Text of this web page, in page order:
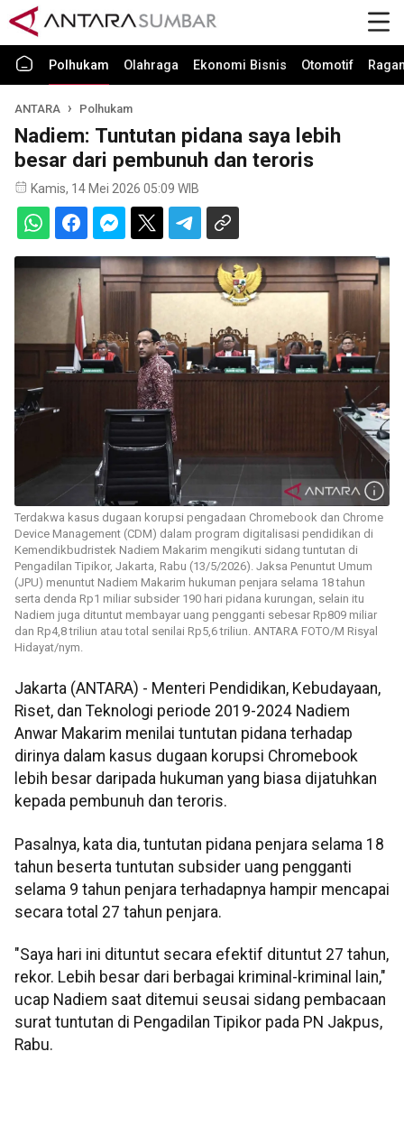
Polhukam Olahraga Ekonomi Bisnis Otomotif
ANTARA Polhukam
Nadiem: Tuntutan pidana saya lebih
besar dari pembunuh dan teroris
Kamis, 14 Mei 2026 05:09 WIB
Terdakwa kasus dugaan korupsi pengadaan Chromebook dan Chrome
Device Management (CDM) dalam program digitalisasi pendidikan di
Kemendikbudristek Nadiem Makarim mengikuti sidang tuntutan di
Pengadilan Tipikor, Jakarta, Rabu (13/5/2026). Jaksa Penuntut Umum
(JPU) menuntut Nadiem Makarim hukuman penjara selama 18 tahun
serta denda Rp1 miliar subsider 190 hari pidana kurungan, selain itu
Nadiem juga dituntut membayar uang pengganti sebesar Rp809 miliar
dan Rp4,8 triliun atau total senilai Rp5,6 triliun. ANTARA FOTO/M Risyal
Hidayat/nym.
Jakarta (ANTARA) - Menteri Pendidikan, Kebudayaan,
Riset, dan Teknologi periode 2019-2024 Nadiem
Anwar Makarim menilai tuntutan pidana terhadap
dirinya dalam kasus dugaan korupsi Chromebook
lebih besar daripada hukuman yang biasa dijatuhkan
kepada pembunuh dan teroris.
Pasalnya, kata dia, tuntutan pidana penjara selama 18
tahun beserta tuntutan subsider uang pengganti
selama 9 tahun penjara terhadapnya hampir mencapai
secara total 27 tahun penjara.
"Saya hari ini dituntut secara efektif dituntut 27 tahun,
rekor. Lebih besar dari berbagai kriminal-kriminal lain,"
ucap Nadiem saat ditemui seusai sidang pembacaan
surat tuntutan di Pengadilan Tipikor pada PN Jakpus,
Rabu.